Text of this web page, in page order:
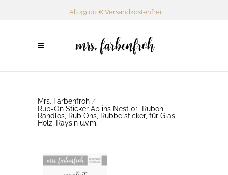
Ab 49,00 € Versandkostenfrei
Mrs. Farbenfroh /
Rub-On Sticker Ab ins Nest 01, Rubon,
Randlos, Rub Ons, Rubbelsticker, für Glas,
Holz, Raysin u.v.m.